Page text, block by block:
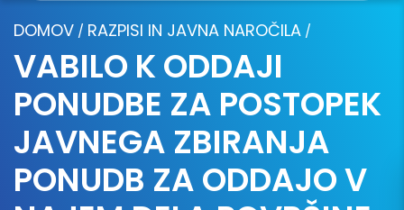
DOMOV / RAZPISI IN JAVNA NAROČILA /
VABILO K ODDAJI
PONUDBE ZA POSTOPEK
JAVNEGA ZBIRANJA
PONUDB ZA ODDAJO V